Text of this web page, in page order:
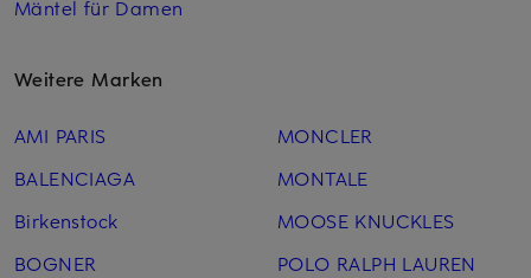
Mäntel für Damen
Weitere Marken
AMI PARIS
BALENCIAGA
Birkenstock
BOGNER
MONCLER
MONTALE
MOOSE KNUCKLES
POLO RALPH LAUREN